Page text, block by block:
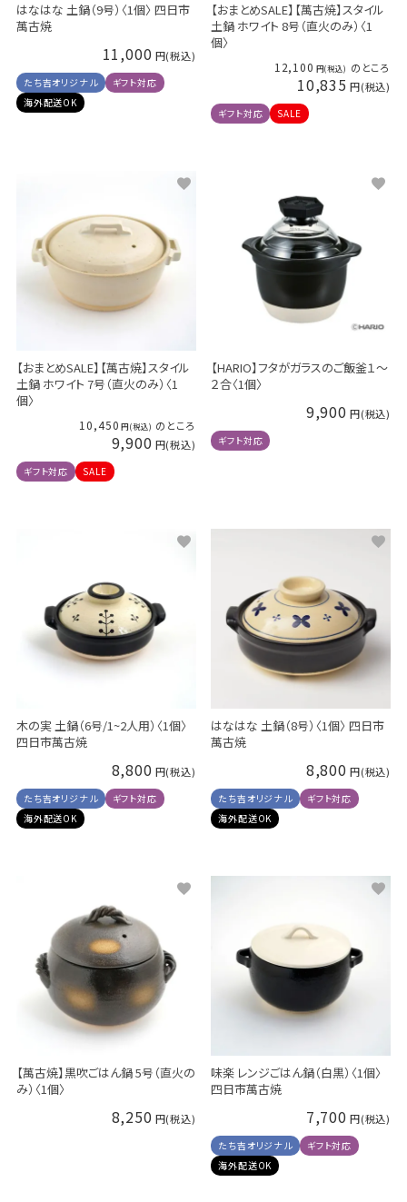
はなはな 土鍋（9号）〈1個〉 四日市
萬古焼
11,000
たち吉オリジナル
ギフト対応
海外配送OK
【おまとめSALE】【萬古焼】スタイル
土鍋 ホワイト 8号（直火のみ）〈1
個〉
12,100 のところ
10,835
ギフト対応 SALE
【おまとめSALE】【萬古焼】スタイル
土鍋 ホワイト 7号（直火のみ）〈1
個〉
10,450 のところ
9,900
ギフト対応 SALE
【HARIO】フタがガラスのご飯釜１～
２合〈1個〉
9,900
ギフト対応
木の実 土鍋（6号/1~2人用）〈1個〉
四日市萬古焼
8,800
たち吉オリジナル
ギフト対応
海外配送OK
はなはな 土鍋（8号）〈1個〉 四日市
萬古焼
8,800
たち吉オリジナル
ギフト対応
海外配送OK
【萬古焼】黒吹ごはん鍋 5号（直火の
み）〈1個〉
8,250
味楽 レンジごはん鍋（白黒）〈1個〉
四日市萬古焼
7,700
たち吉オリジナル
ギフト対応
海外配送OK